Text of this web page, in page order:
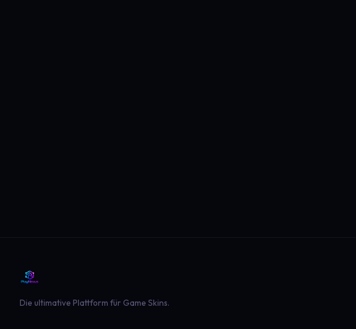
Die ultimative Plattform für Game Skins.